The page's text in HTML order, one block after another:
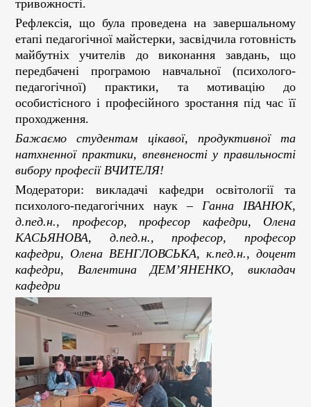
тривожності.
Рефлексія, що була проведена на завершальному
етапі педагогічної майстерки, засвідчила готовність
майбутніх учителів до виконання завдань, що
передбачені програмою навчальної (психолого-
педагогічної) практики, та мотивацію до
особистісного і професійного зростання під час її
проходження.
Бажаємо студентам цікавої, продуктивної та
натхненної практики, впевненості у правильності
вибору професії ВЧИТЕЛЯ!
Модератори: викладачі кафедри освітології та
психолого-педагогічних наук – Ганна ІВАНЮК,
д.пед.н., професор, професор кафедри, Олена
КАСЬЯНОВА, д.пед.н., професор, професор
кафедри, Олена ВЕНГЛОВСЬКА, к.пед.н., доцент
кафедри, Валентина ДЕМ’ЯНЕНКО, викладач
кафедри